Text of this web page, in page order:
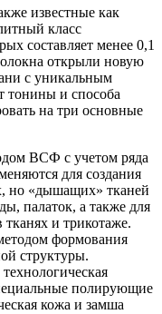
известные как
класс
составляет менее 0,1
открыли новую
с уникальным
тонины и способа
на три основные
ВСФ с учетом ряда
для создания
но «дышащих» тканей
палаток, а также для
и трикотаже.
формования
структуры.
полирующие
кожа и замша